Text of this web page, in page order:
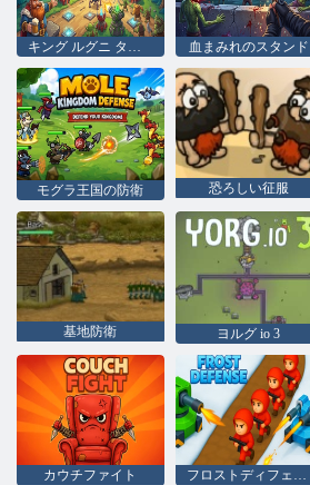
キング ルグニ タワー ディフェンス 血まみれのスタンド
モグラ王国の防衛 恐ろしい征服
基地防衛 ヨルグ io 3
カウチファイト フロストディフェンス